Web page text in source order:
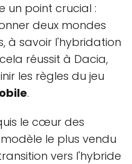
un point crucial :
deux mondes
à savoir l'hybridation
réussit à Dacia,
les règles du jeu
.
le cœur des
le plus vendu
vers l'hybride